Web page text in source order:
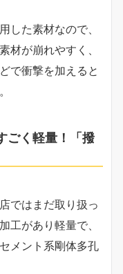
した素材なので、
材が崩れやすく、
で衝撃を加えると
ごく軽量！「撥
ではまだ取り扱っ
工があり軽量で、
メント系剛体多孔